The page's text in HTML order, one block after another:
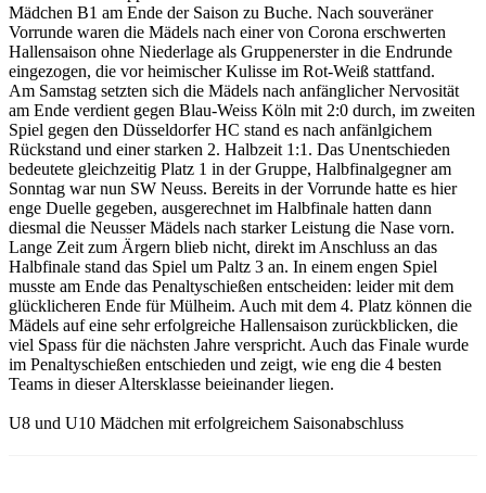
Mädchen B1 am Ende der Saison zu Buche. Nach souveräner
Vorrunde waren die Mädels nach einer von Corona erschwerten
Hallensaison ohne Niederlage als Gruppenerster in die Endrunde
eingezogen, die vor heimischer Kulisse im Rot-Weiß stattfand.
Am Samstag setzten sich die Mädels nach anfänglicher Nervosität
am Ende verdient gegen Blau-Weiss Köln mit 2:0 durch, im zweiten
Spiel gegen den Düsseldorfer HC stand es nach anfänlgichem
Rückstand und einer starken 2. Halbzeit 1:1. Das Unentschieden
bedeutete gleichzeitig Platz 1 in der Gruppe, Halbfinalgegner am
Sonntag war nun SW Neuss. Bereits in der Vorrunde hatte es hier
enge Duelle gegeben, ausgerechnet im Halbfinale hatten dann
diesmal die Neusser Mädels nach starker Leistung die Nase vorn.
Lange Zeit zum Ärgern blieb nicht, direkt im Anschluss an das
Halbfinale stand das Spiel um Paltz 3 an. In einem engen Spiel
musste am Ende das Penaltyschießen entscheiden: leider mit dem
glücklicheren Ende für Mülheim. Auch mit dem 4. Platz können die
Mädels auf eine sehr erfolgreiche Hallensaison zurückblicken, die
viel Spass für die nächsten Jahre verspricht. Auch das Finale wurde
im Penaltyschießen entschieden und zeigt, wie eng die 4 besten
Teams in dieser Altersklasse beieinander liegen.
U8 und U10 Mädchen mit erfolgreichem Saisonabschluss